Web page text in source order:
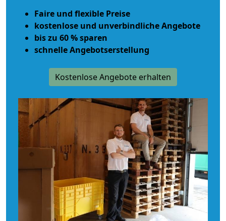
Faire und flexible Preise
kostenlose und unverbindliche Angebote
bis zu 60 % sparen
schnelle Angebotserstellung
Kostenlose Angebote erhalten